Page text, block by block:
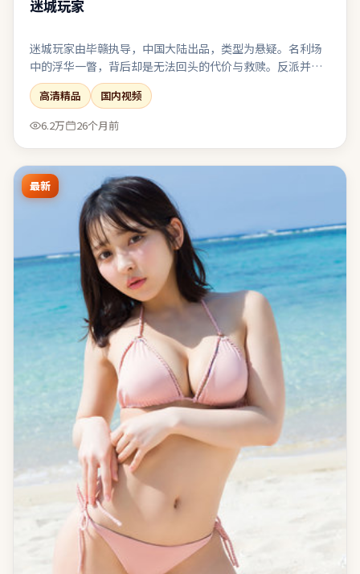
迷城玩家
迷城玩家由毕赣执导，中国大陆出品，类型为悬疑。名利场
中的浮华一瞥，背后却是无法回头的代价与救赎。反派并非
脸谱化恶魔，其选择背后有可被理解却不可被原谅的逻辑。
对同类题材感到疲劳的观众，仍可能因其视角差异而获得新
鲜感。
高清精品
国内视频
6.2万
26个月前
最新